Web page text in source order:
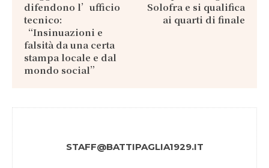
difendono l’ufficio
tecnico:
“Insinuazioni e
falsità da una certa
stampa locale e dal
mondo social”
Solofra e si qualifica
ai quarti di finale
STAFF@BATTIPAGLIA1929.IT